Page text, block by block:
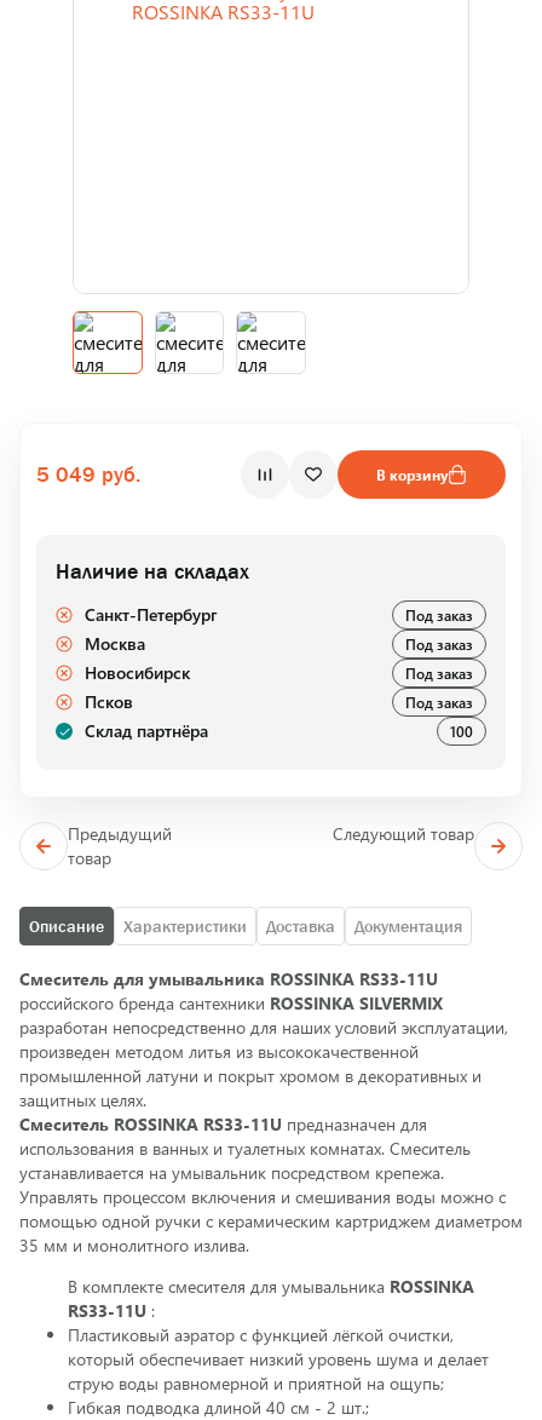
Описание Характеристики Доставка Документация
Смеситель для умывальника ROSSINKA RS33-11U
российского бренда сантехники ROSSINKA SILVERMIX
разработан непосредственно для наших условий эксплуатации,
произведен методом литья из высококачественной
промышленной латуни и покрыт хромом в декоративных и
защитных целях.
Смеситель ROSSINKA RS33-11U предназначен для
использования в ванных и туалетных комнатах. Смеситель
устанавливается на умывальник посредством крепежа.
Управлять процессом включения и смешивания воды можно с
помощью одной ручки с керамическим картриджем диаметром
35 мм и монолитного излива.
В комплекте смесителя для умывальника ROSSINKA
RS33-11U :
Пластиковый аэратор с функцией лёгкой очистки,
который обеспечивает низкий уровень шума и делает
струю воды равномерной и приятной на ощупь;
Гибкая подводка длиной 40 см - 2 шт.;
5 049 руб. В корзину
Наличие на складах
Санкт-Петербург Под заказ
Москва Под заказ
Новосибирск Под заказ
Псков Под заказ
Склад партнёра 100
Предыдущий
товар
Следующий товар